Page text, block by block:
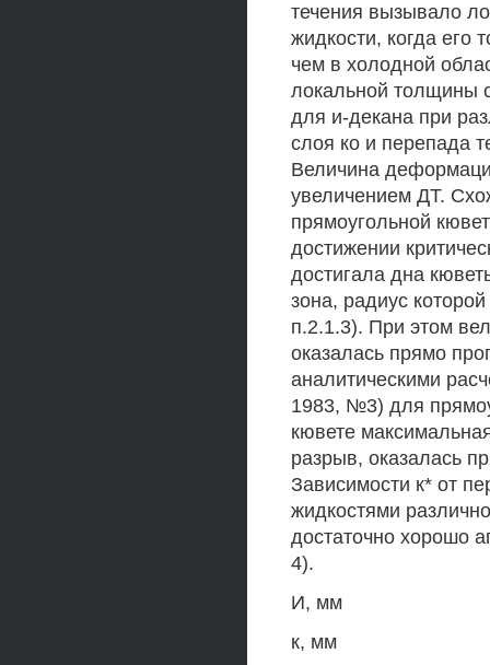
течения вызывало
жидкости, когда его
чем в холодной
локальной толщины
для и-декана при
слоя ко и перепада
Величина
увеличением ДТ.
прямоугольной
достижении
достигала дна
зона, радиус
п.2.1.3). При этом
оказалась прямо
аналитическими
1983, №3) для
кювете
разрыв, оказалась
Зависимости к* от
жидкостями
достаточно хорошо
4).
И, мм
к, мм